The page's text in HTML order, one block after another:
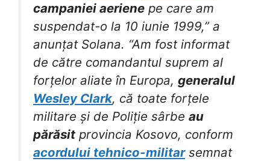
campaniei aeriene pe care am
suspendat-o la 10 iunie 1999,” a
anunțat Solana. “Am fost informat
de către comandantul suprem al
forțelor aliate în Europa, generalul
Wesley Clark, că toate forțele
militare și de Poliție sârbe au
părăsit provincia Kosovo, conform
acordului tehnico-militarsemnat